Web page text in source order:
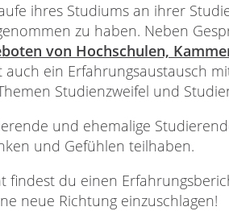
ihres Studiums an ihrer
zu haben. Neben
von Hochschulen,
auch ein Erfahrungsaustausch
Studienzweifel und
und ehemalige
und Gefühlen teilhaben.
findest du einen
neue Richtung einzuschlagen!